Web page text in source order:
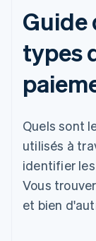
Guide
types
Quels sont
utilisés à
identifier
Vous
et bien